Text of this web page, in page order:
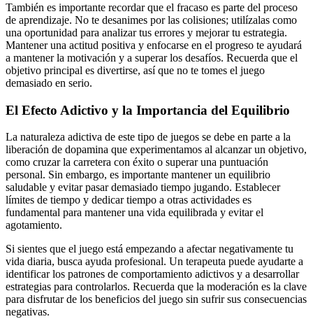
También es importante recordar que el fracaso es parte del proceso
de aprendizaje. No te desanimes por las colisiones; utilízalas como
una oportunidad para analizar tus errores y mejorar tu estrategia.
Mantener una actitud positiva y enfocarse en el progreso te ayudará
a mantener la motivación y a superar los desafíos. Recuerda que el
objetivo principal es divertirse, así que no te tomes el juego
demasiado en serio.
El Efecto Adictivo y la Importancia del Equilibrio
La naturaleza adictiva de este tipo de juegos se debe en parte a la
liberación de dopamina que experimentamos al alcanzar un objetivo,
como cruzar la carretera con éxito o superar una puntuación
personal. Sin embargo, es importante mantener un equilibrio
saludable y evitar pasar demasiado tiempo jugando. Establecer
límites de tiempo y dedicar tiempo a otras actividades es
fundamental para mantener una vida equilibrada y evitar el
agotamiento.
Si sientes que el juego está empezando a afectar negativamente tu
vida diaria, busca ayuda profesional. Un terapeuta puede ayudarte a
identificar los patrones de comportamiento adictivos y a desarrollar
estrategias para controlarlos. Recuerda que la moderación es la clave
para disfrutar de los beneficios del juego sin sufrir sus consecuencias
negativas.